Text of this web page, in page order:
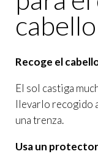
cabello
Recoge el
El sol castiga
llevarlo recogido
una trenza.
Usa un